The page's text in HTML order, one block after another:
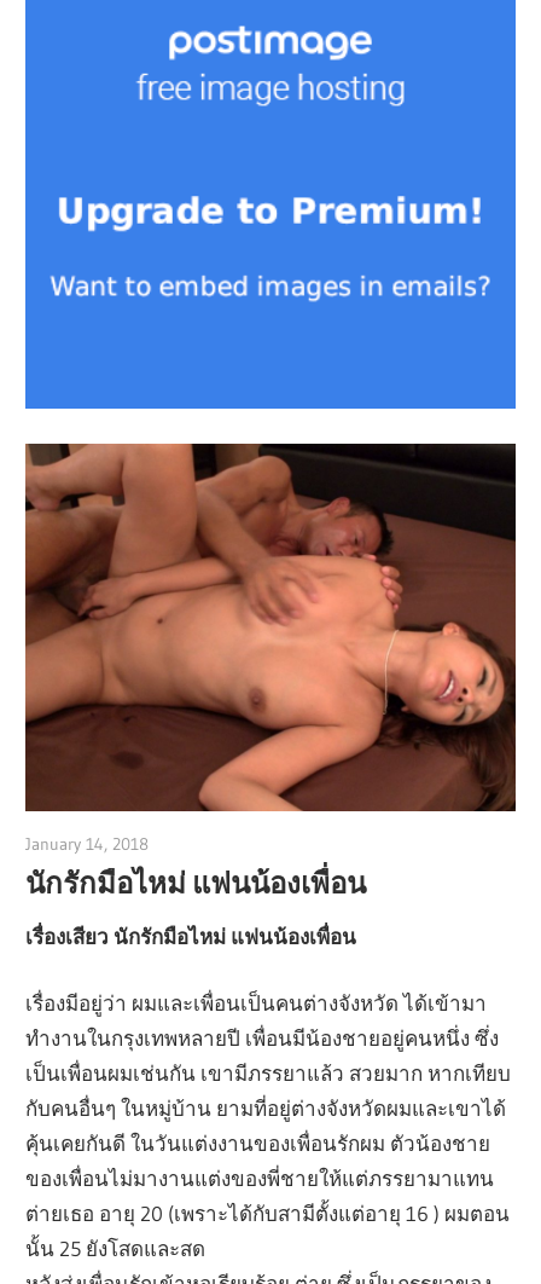
January 14, 2018
นักรักมือไหม่ แฟนน้องเพื่อน
เรื่องเสียว นักรักมือไหม่ แฟนน้องเพื่อน
เรื่องมีอยู่ว่า ผมและเพื่อนเป็นคนต่างจังหวัด ได้เข้ามา
ทำงานในกรุงเทพหลายปี เพื่อนมีน้องชายอยู่คนหนึ่ง ซึ่ง
เป็นเพื่อนผมเช่นกัน เขามีภรรยาแล้ว สวยมาก หากเทียบ
กับคนอื่นๆ ในหมู่บ้าน ยามที่อยู่ต่างจังหวัดผมและเขาได้
คุ้นเคยกันดี ในวันแต่งงานของเพื่อนรักผม ตัวน้องชาย
ของเพื่อนไม่มางานแต่งของพี่ชายให้แต่ภรรยามาแทน
ต่ายเธอ อายุ 20 (เพราะได้กับสามีตั้งแต่อายุ 16 ) ผมตอน
นั้น 25 ยังโสดและสด